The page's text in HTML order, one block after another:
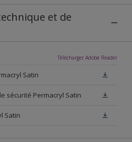
et de
Télécharger Adobe Reader
Satin
sécurité Permacryl Satin
Satin